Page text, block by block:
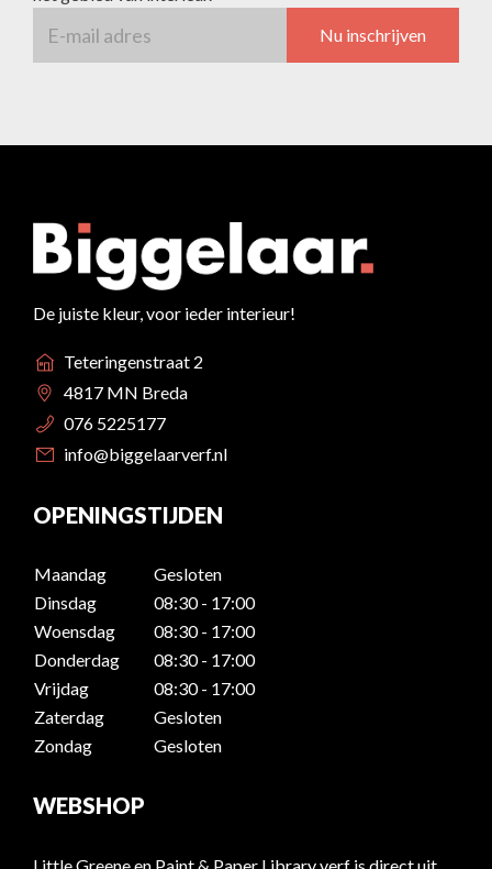
Nu inschrijven
De juiste kleur, voor ieder interieur!
Teteringenstraat 2
4817 MN Breda
076 5225177
info@biggelaarverf.nl
OPENINGSTIJDEN
Maandag
Gesloten
Dinsdag
08:30 - 17:00
Woensdag
08:30 - 17:00
Donderdag
08:30 - 17:00
Vrijdag
08:30 - 17:00
Zaterdag
Gesloten
Zondag
Gesloten
WEBSHOP